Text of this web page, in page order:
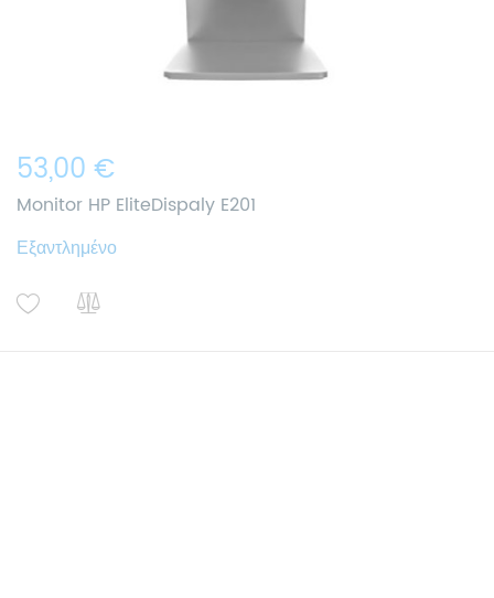
53,00 €
Monitor HP EliteDispaly E201
Εξαντλημένο